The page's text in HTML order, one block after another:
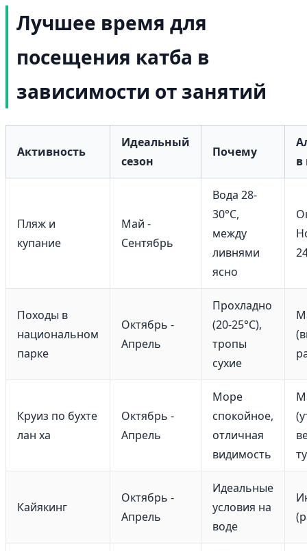
Лучшее время для
посещения катба в
зависимости от занятий
Активность
Идеальный
сезон
Почему
в
Пляж и
купание
Май -
Сентябрь
Вода 28-
30°C,
между
ливнями
ясно
Походы в
национальном
парке
Октябрь -
Апрель
Прохладно
(20-25°C),
тропы
сухие
Круиз по бухте
лан ха
Октябрь -
Апрель
Море
спокойное,
отличная
видимость
Кайякинг
Октябрь -
Апрель
Идеальные
условия на
воде